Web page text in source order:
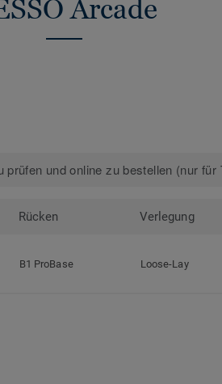
Arcade
prüfen und online zu bestellen (nur für
Rücken Verlegung
B1 ProBase Loose-Lay